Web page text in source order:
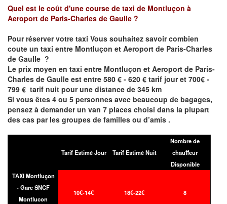
Quel est le coût d'une course de taxi de Montluçon à
Aeroport de Paris-Charles de Gaulle ?
Pour réserver votre taxi Vous souhaitez savoircombien
coute un taxi entre Montluçon et Aeroport de Paris-Charles
de Gaulle ?
Le prix moyen en taxi entre Montluçon et Aeroport de Paris-
Charles de Gaulle est entre 580 € - 620 € tarif jour et 700€ -
799 € tarif nuit pour une distance de 345 km
Si vous êtes 4 ou 5 personnes avec beaucoup de bagages,
pensez à demander un van 7 places choisi dans la plupart
des cas par les groupes de familles ou d’amis .
Tarif Estimé Jour Tarif Estimé Nuit
Nombre de
chauffeur
Disponible
TAXI Montluçon
- Gare SNCF
Montlucon
10€-14€ 18€-22€ 8